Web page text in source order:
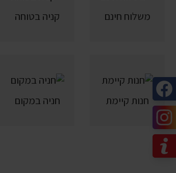
משלוח חינם קניה בטוחה
חנות קיימת חניה במקום